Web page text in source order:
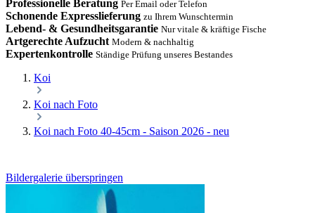
Professionelle Beratung Per Email oder Telefon
Schonende Expresslieferung zu Ihrem Wunschtermin
Lebend- & Gesundheitsgarantie Nur vitale & kräftige Fische
Artgerechte Aufzucht Modern & nachhaltig
Expertenkontrolle Ständige Prüfung unseres Bestandes
Koi
Koi nach Foto
Koi nach Foto 40-45cm - Saison 2026 - neu
Bildergalerie überspringen